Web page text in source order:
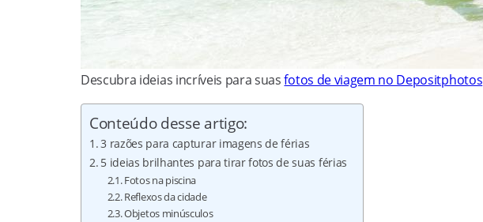
Descubra ideias incríveis para suasfotos de viagem no Depositphotos
Conteúdo desse artigo:
3 razões para capturar imagens de férias
5 ideias brilhantes para tirar fotos de suas férias
Fotos na piscina
Reflexos da cidade
Objetos minúsculos